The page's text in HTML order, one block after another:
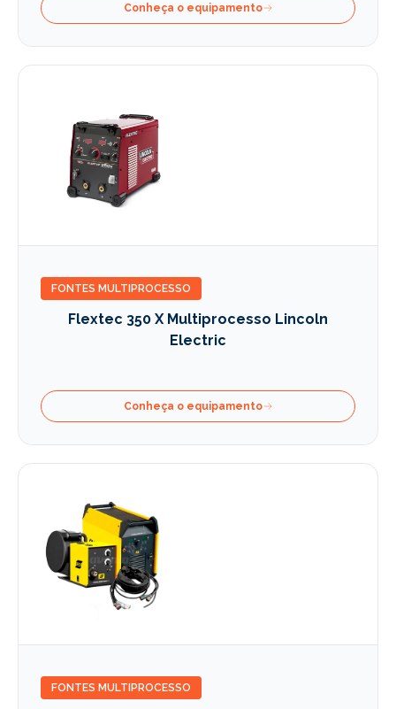
Conheça o equipamento
FONTES MULTIPROCESSO
Flextec 350 X Multiprocesso Lincoln
Electric
Conheça o equipamento
FONTES MULTIPROCESSO